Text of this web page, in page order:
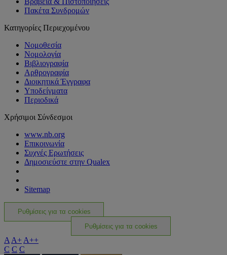
Πακέτα Συνδρομών
Κατηγορίες Περιεχομένου
Νομοθεσία
Νομολογία
Βιβλιογραφία
Αρθρογραφία
Διοικητικά Έγγραφα
Υποδείγματα
Περιοδικά
Χρήσιμοι Σύνδεσμοι
www.nb.org
Επικοινωνία
Συχνές Ερωτήσεις
Δημοσιεύστε στην Qualex
Sitemap
Ρυθμίσεις για τα cookies
Ρυθμίσεις για τα cookies
A A+ A++
C C C